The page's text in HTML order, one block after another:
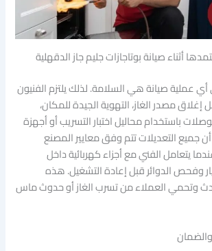
أثناء صيانة بوتاجازات جليم جاز الدقهلية
عملية صيانة هي السلامة. لذلك يلتزم الفنيون
مصدر الغاز، التهوية الجيدة للمكان،
باستخدام محاليل اختبار التسريب أو أجهزة
جميع التعديلات تتم وفق معايير المصنع
يتعامل الفني مع أجزاء كهربائية داخل
وفحص الدوائر قبل إعادة التشغيل. هذه
وتحمي العملاء من تسرب الغاز أو حدوث ماس